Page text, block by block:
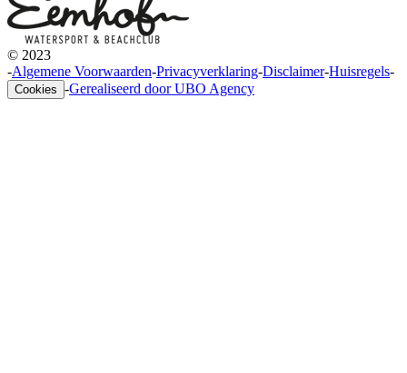
© 2023
-Algemene Voorwaarden-Privacyverklaring-Disclaimer-Huisregels-
Cookies -Gerealiseerd door UBO Agency